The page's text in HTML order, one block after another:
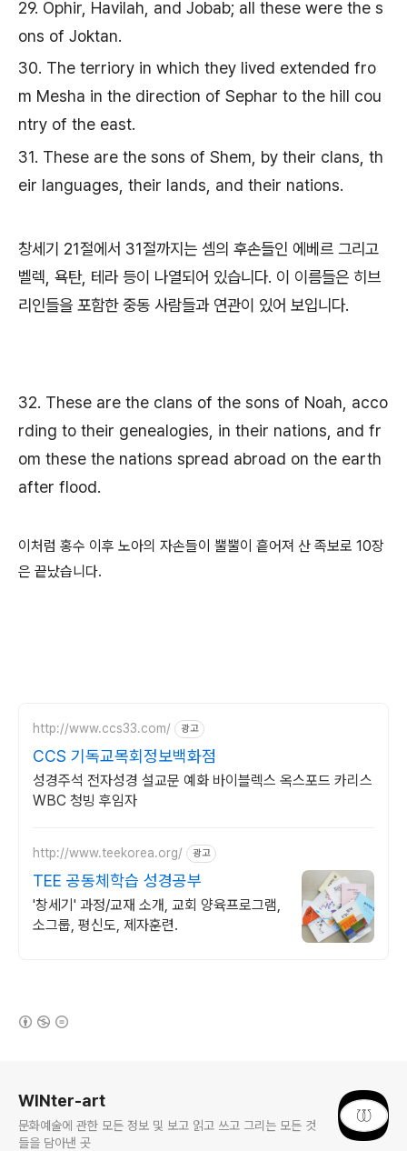
29. Ophir, Havilah, and Jobab; all these were the s
ons of Joktan.
30. The terriory in which they lived extended fro
m Mesha in the direction of Sephar to the hill cou
ntry of the east.
31. These are the sons of Shem, by their clans, th
eir languages, their lands, and their nations.
창세기 21절에서 31절까지는 셈의 후손들인 에베르 그리고
벨렉, 욕탄, 테라 등이 나열되어 있습니다. 이 이름들은 히브
리인들을 포함한 중동 사람들과 연관이 있어 보입니다.
32. These are the clans of the sons of Noah, acco
rding to their genealogies, in their nations, and fr
om these the nations spread abroad on the earth
after flood.
이처럼 홍수 이후 노아의 자손들이 뿔뿔이 흩어져 산 족보로 10장
은 끝났습니다.
http://www.ccs33.com/ 광고
CCS 기독교목회정보백화점
성경주석 전자성경 설교문 예화 바이블렉스 옥스포드 카리스
WBC 청빙 후임자
http://www.teekorea.org/ 광고
TEE 공동체학습 성경공부
'창세기' 과정/교재 소개, 교회 양육프로그램,
소그룹, 평신도, 제자훈련.
WINter-art
문화예술에 관한 모든 정보 및 보고 읽고 쓰고 그리는 모든 것
들을 담아낸 곳